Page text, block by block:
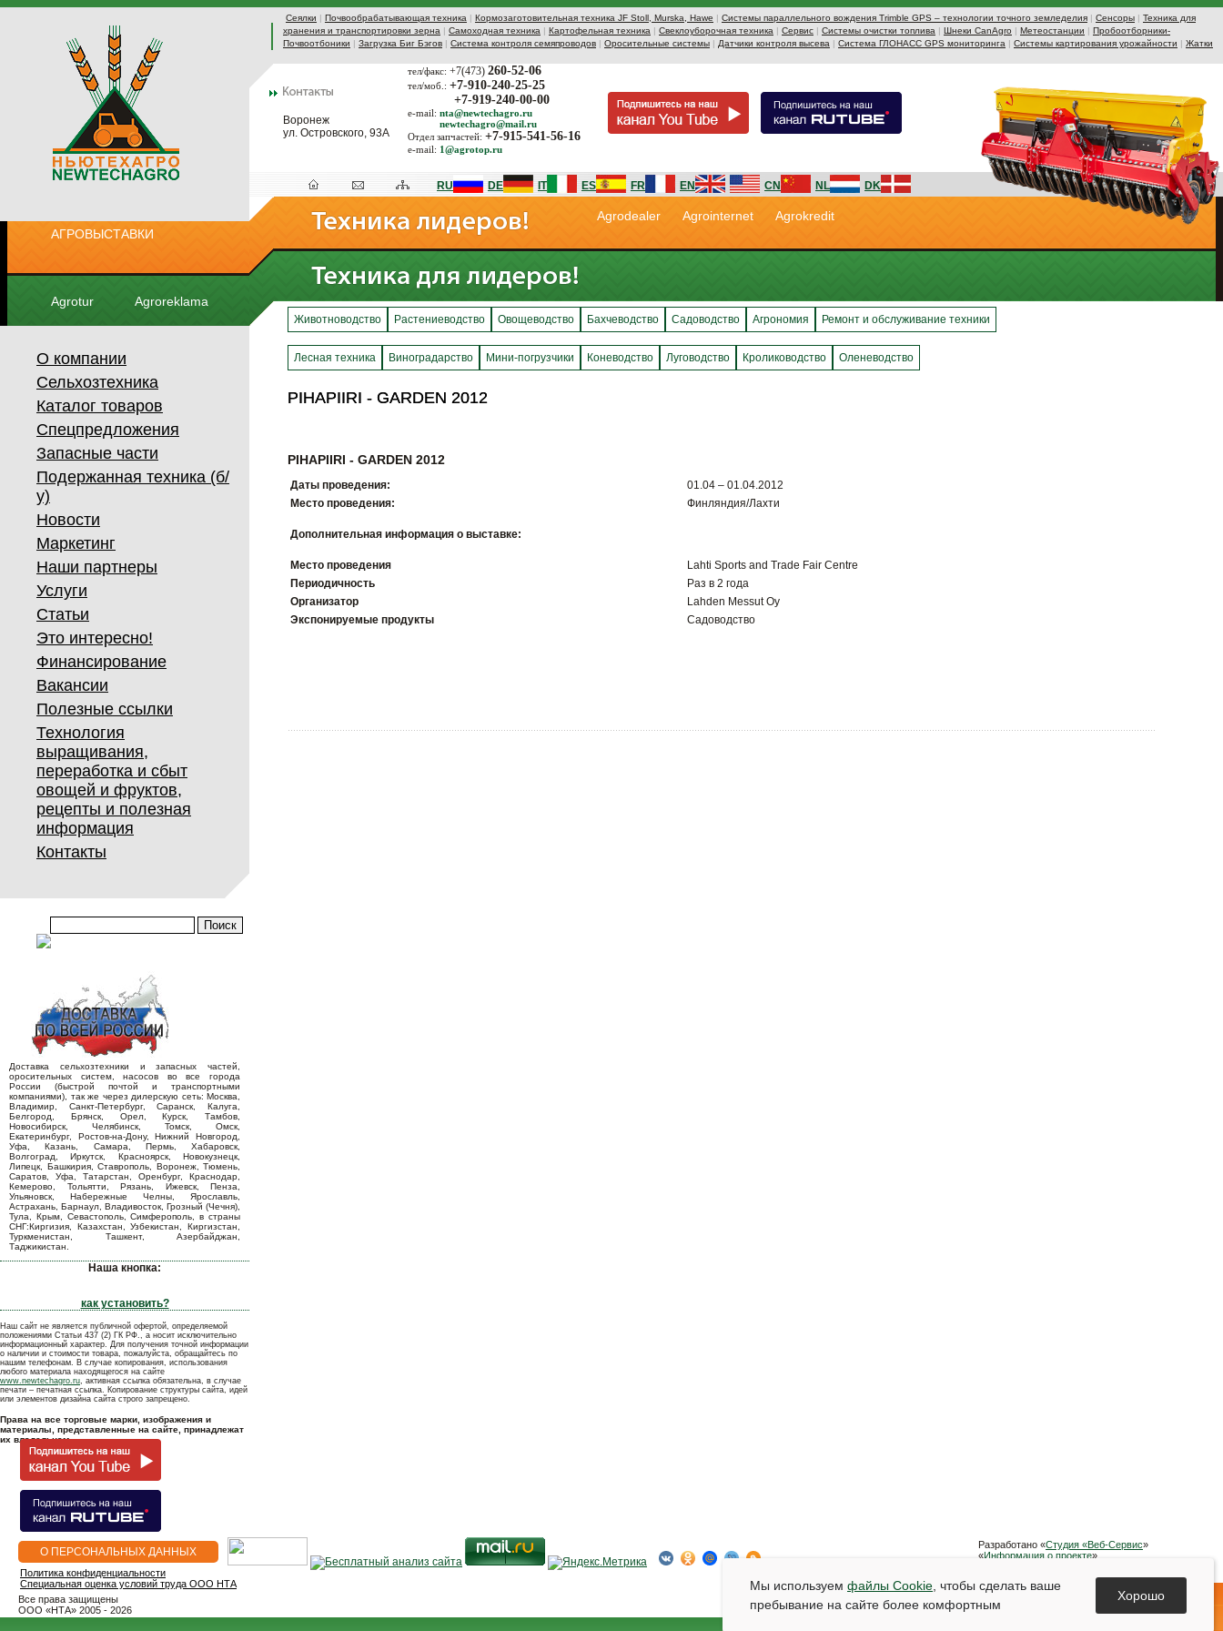
Сеялки | Почвообрабатывающая техника | Кормозаготовительная техника JF Stoll, Murska, Hawe | Системы параллельного вождения Trimble GPS – технологии точного земледелия | Сенсоры | Техника для
хранения и транспортировки зерна | Самоходная техника | Картофельная техника | Свеклоуборочная техника | Сервис | Системы очистки топлива | Шнеки CanAgro | Метеостанции | Пробоотборники-
Почвоотбоники | Загрузка Биг Бэгов | Система контроля семяпроводов | Оросительные системы | Датчики контроля высева | Система ГЛОНАСС GPS мониторинга | Системы картирования урожайности | Жатки
Воронеж
ул. Островского, 93А
тел/факс: +7(473) 260-52-06
тел/моб.: +7-910-240-25-25
+7-919-240-00-00
e-mail: nta@newtechagro.ru
newtechagro@mail.ru
Отдел запчастей: +7-915-541-56-16
e-mail: 1@agrotop.ru
АГРОВЫСТАВКИ
Agrotur Agroreklama
RU DE IT ES FR EN CN NL DK
Agrodealer Agrointernet Agrokredit
О компании
Сельхозтехника
Каталог товаров
Спецпредложения
Запасные части
Подержанная техника (б/
у)
Новости
Маркетинг
Наши партнеры
Услуги
Статьи
Это интересно!
Финансирование
Вакансии
Полезные ссылки
Технология
выращивания,
переработка и сбыт
овощей и фруктов,
рецепты и полезная
информация
Контакты
Доставка сельхозтехники и запасных частей,
оросительных систем, насосов во все города
России (быстрой почтой и транспортными
компаниями), так же через дилерскую сеть: Москва,
Владимир, Санкт-Петербург, Саранск, Калуга,
Белгород, Брянск, Орел, Курск, Тамбов,
Новосибирск, Челябинск, Томск, Омск,
Екатеринбург, Ростов-на-Дону, Нижний Новгород,
Уфа, Казань, Самара, Пермь, Хабаровск,
Волгоград, Иркутск, Красноярск, Новокузнецк,
Липецк, Башкирия, Ставрополь, Воронеж, Тюмень,
Саратов, Уфа, Татарстан, Оренбург, Краснодар,
Кемерово, Тольятти, Рязань, Ижевск, Пенза,
Ульяновск, Набережные Челны, Ярославль,
Астрахань, Барнаул, Владивосток, Грозный (Чечня),
Тула, Крым, Севастополь, Симферополь, в страны
СНГ:Киргизия, Казахстан, Узбекистан, Киргизстан,
Туркменистан, Ташкент, Азербайджан,
Таджикистан.
Наша кнопка:
как установить?
Наш сайт не является публичной офертой, определяемой
положениями Статьи 437 (2) ГК РФ., а носит исключительно
информационный характер. Для получения точной информации
о наличии и стоимости товара, пожалуйста, обращайтесь по
нашим телефонам. В случае копирования, использования
любого материала находящегося на сайте
www.newtechagro.ru, активная ссылка обязательна, в случае
печати – печатная ссылка. Копирование структуры сайта, идей
или элементов дизайна сайта строго запрещено.
Права на все торговые марки, изображения и
материалы, представленные на сайте, принадлежат
их владельцам.
Животноводство Растениеводство Овощеводство Бахчеводство Садоводство Агрономия Ремонт и обслуживание техники
Лесная техника Виноградарство Мини-погрузчики Коневодство Луговодство Кролиководство Оленеводство
PIHAPIIRI - GARDEN 2012
PIHAPIIRI - GARDEN 2012
PIHAPIIRI - GARDEN 2012
Даты проведения:
01.04 – 01.04.2012
Место проведения:
Финляндия/Лахти
Дополнительная информация о выставке:
Место проведения
Lahti Sports and Trade Fair Centre
Периодичность
Раз в 2 года
Организатор
Lahden Messut Oy
Экспонируемые продукты
Садоводство
О ПЕРСОНАЛЬНЫХ ДАННЫХ
Все права защищены
OOO «НТА» 2005 - 2026
Политика конфиденциальности
Специальная оценка условий труда ООО НТА
Разработано «Студия «Веб-Сервис»
«Информация о проекте»
Мы используем файлы Cookie , чтобы сделать ваше
пребывание на сайте более комфортным
Хорошо